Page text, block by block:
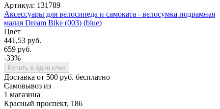
Артикул: 131789
Аксессуары для велосипеда и самоката - велосумка подрамная
малая Dream Bike (003) (blue)
Цвет
441,53 руб.
659 руб.
-33%
Купить в один клик
Доставка от 500 руб. бесплатно
Самовывоз из
1 магазина
Красный проспект, 186